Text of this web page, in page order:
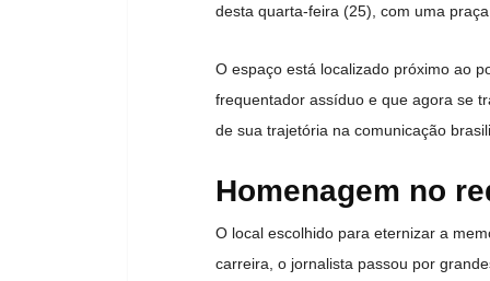
desta quarta-feira (25), com uma
O espaço está localizado próximo ao
frequentador assíduo e que agora se
de sua trajetória na comunicação
Homenagem no
O local escolhido para eternizar a
carreira, o jornalista passou por